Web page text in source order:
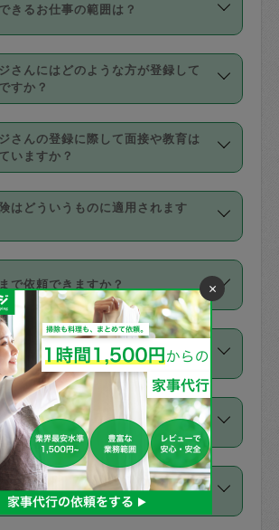
や現金払いも対応していませ
スカジさんの交通費も、依頼料
求と合わせてお支払いとなりま
表示されます。
週定期の場合は３回以上のキャ
有償（1200円、隔週定期の場合
上のキャンセルが有償（1200
間です。
９時～１２時
１３時～１６時
８時～２１時
を２時間前後変更することが可
依頼送信後、個別にタスカジさ
セージを送り調整してくださ
し、２時間を越えての調整はで
らない場合、損害保険の対象外
すので、ご注意ください。
きるお仕事の範囲は？
理収納、洗濯、買い物、料理、
です。タスカジさんによってで
の範囲が異なりますので、依頼
にタスカジさんのプロフィールで
ください。
、高所での作業や危険作業、屋
業は対象外です。
さんにはどのような方が登録して
すか？
て長年の家事経験をお持ちの
士・調理師といった資格者で保
校の給食やレストランで料理関
職に従事されていた方、日本で
ウスキーパーや英語の先生とし
をしているフィリピン出身の
様々なバックグラウンドの方が
います。
国人の方は英語しか話せない方、
話せる方など様々です。
ラウンドや得意分野はプロフィ
載していますので、各自の得意
極めて、目的に合わせてお仕事
してください。
さんの登録に際して面接や教育は
いますか？
に、各自事務局との面接と説明
います。その後、身分証明書の
をしていただいています。外国
います。タスカジさんトレーニ
を使ったセルフトレーニングの
タスカジモニター宅にて３時間の
イアルを受け、合格したタスカ
活動されています。
センターの講評は１件目のレビュ
記載されていますので依頼の際
にしてください。
【詳細】タスカジさんの登録に際
はどういうものに適用されます
タスカジさんとの間でタスカジ
成立した作業時間内での作業に
ます。作業範囲は、掃除、洗
理、作り置き、整理収納、買い物
業中に物を壊したり、人にけが
たりした場合が対象で、補償金額
万円、対人1億円が上限で
害が発生した場合は、その場の
撮り、
で依頼できますか？
は、現在を起点に3日後（72時間
日時から受付可能となっていま
72時間を切った直前の日程では
さんへ「募集」をかけることが
。
ル料はかかりますか？
ル料には、以下の2種類がありま
ャンセル（定期、スポット契約
用はできますか？
利用」というメニューはありま
「一回のみ」依頼を活用するこ
て、気に入ったタスカジさんを
合にもお願いできますか？
×